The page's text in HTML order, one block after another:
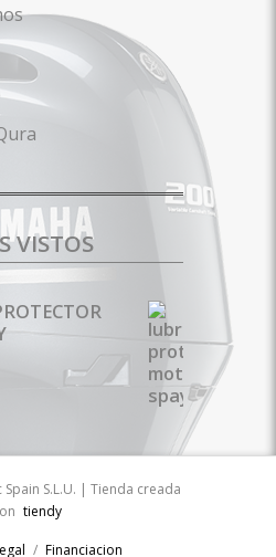
VISTOS
S.L.U. | Tienda creada
tiendy
Financiacion